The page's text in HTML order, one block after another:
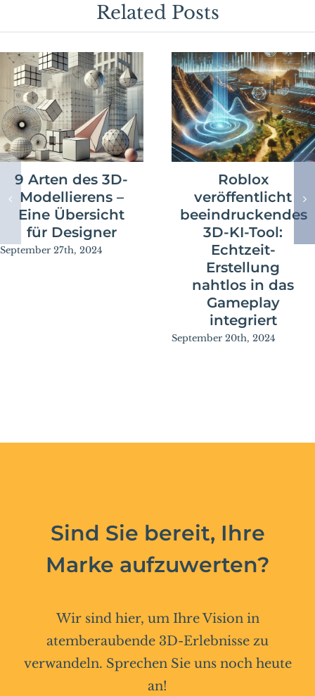
Related Posts
9 Arten des 3D-
Modellierens –
Eine Übersicht
für Designer
September 27th, 2024
Roblox
veröffentlicht
beeindruckendes
3D-KI-Tool:
Echtzeit-
Erstellung
nahtlos in das
Gameplay
integriert
September 20th, 2024
Sind Sie bereit, Ihre
Marke aufzuwerten?
Wir sind hier, um Ihre Vision in
atemberaubende 3D-Erlebnisse zu
verwandeln. Sprechen Sie uns noch heute
an!